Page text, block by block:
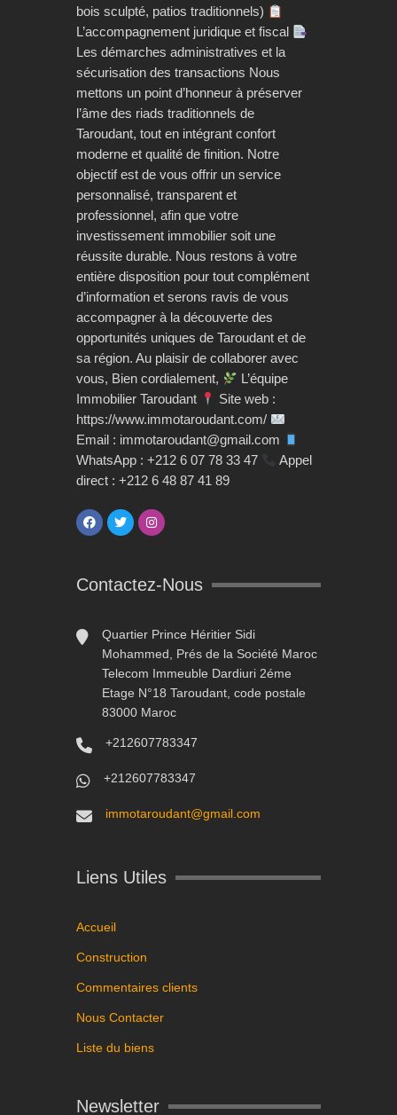
bois sculpté, patios traditionnels)
L’accompagnement juridique et fiscal
Les démarches administratives et la
sécurisation des transactions Nous
mettons un point d’honneur à préserver
l’âme des riads traditionnels de
Taroudant, tout en intégrant confort
moderne et qualité de finition. Notre
objectif est de vous offrir un service
personnalisé, transparent et
professionnel, afin que votre
investissement immobilier soit une
réussite durable. Nous restons à votre
entière disposition pour tout complément
d’information et serons ravis de vous
accompagner à la découverte des
opportunités uniques de Taroudant et de
sa région. Au plaisir de collaborer avec
vous, Bien cordialement,
L’équipe
Immobilier Taroudant
Site web :
https://www.immotaroudant.com/
Email : immotaroudant@gmail.com
WhatsApp : +212 6 07 78 33 47
Appel
direct : +212 6 48 87 41 89
Contactez-Nous
Quartier Prince Héritier Sidi
Mohammed, Prés de la Société Maroc
Telecom Immeuble Dardiuri 2éme
Etage N°18 Taroudant, code postale
83000 Maroc
+212607783347
+212607783347
immotaroudant@gmail.com
Liens Utiles
Accueil
Construction
Commentaires clients
Nous Contacter
Liste du biens
Newsletter